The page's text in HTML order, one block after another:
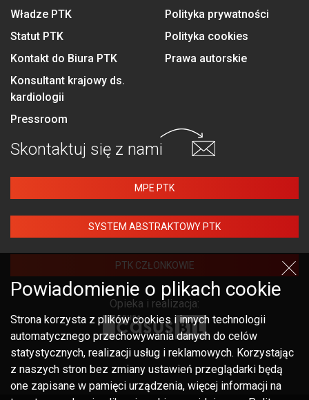
Władze PTK
Statut PTK
Kontakt do Biura PTK
Konsultant krajowy ds.
kardiologii
Pressroom
Polityka prywatności
Polityka cookies
Prawa autorskie
Skontaktuj się z nami
MPE PTK
SYSTEM ABSTRAKTOWY PTK
PTK CZŁONKOWIE
Opieka i realizacja:
Powiadomienie o plikach cookie
Strona korzysta z plików cookies i innych technologii
automatycznego przechowywania danych do celów
statystycznych, realizacji usług i reklamowych. Korzystając
z naszych stron bez zmiany ustawień przeglądarki będą
one zapisane w pamięci urządzenia, więcej informacji na